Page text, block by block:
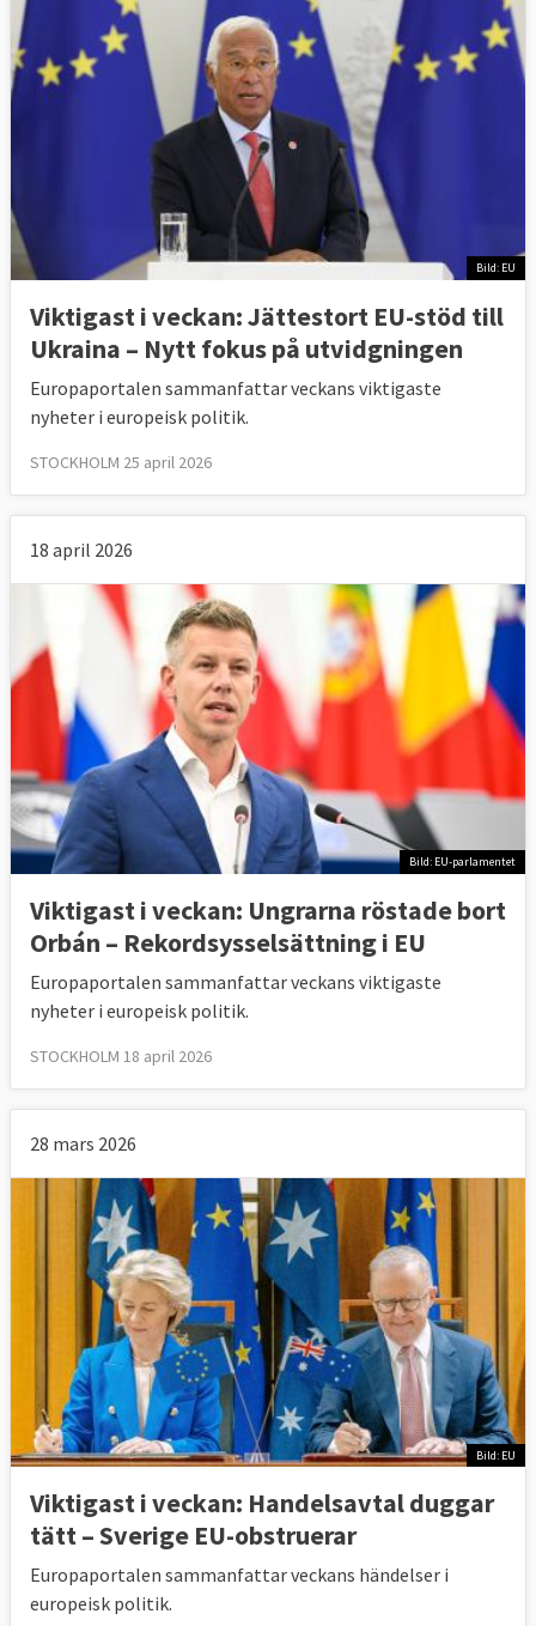
Bild: EU
Viktigast i veckan: Jättestort EU-stöd till
Ukraina – Nytt fokus på utvidgningen
Europaportalen sammanfattar veckans viktigaste
nyheter i europeisk politik.
STOCKHOLM 25 april 2026
18 april 2026
Bild: EU-parlamentet
Viktigast i veckan: Ungrarna röstade bort
Orbán – Rekordsysselsättning i EU
Europaportalen sammanfattar veckans viktigaste
nyheter i europeisk politik.
STOCKHOLM 18 april 2026
28 mars 2026
Bild: EU
Viktigast i veckan: Handelsavtal duggar
tätt – Sverige EU-obstruerar
Europaportalen sammanfattar veckans händelser i
europeisk politik.